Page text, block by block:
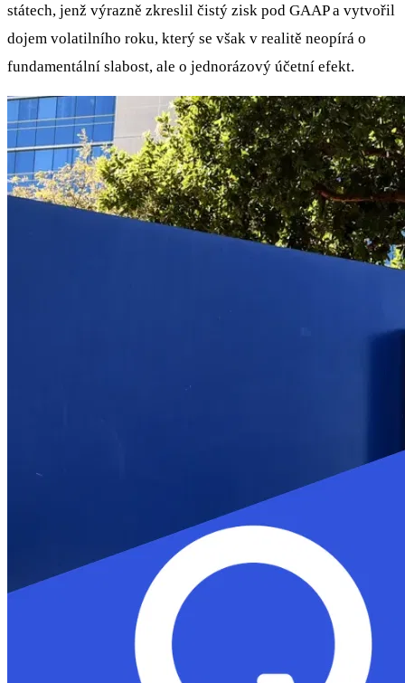
státech, jenž výrazně zkreslil čistý zisk pod GAAP a vytvořil
dojem volatilního roku, který se však v realitě neopírá o
fundamentální slabost, ale o jednorázový účetní efekt.